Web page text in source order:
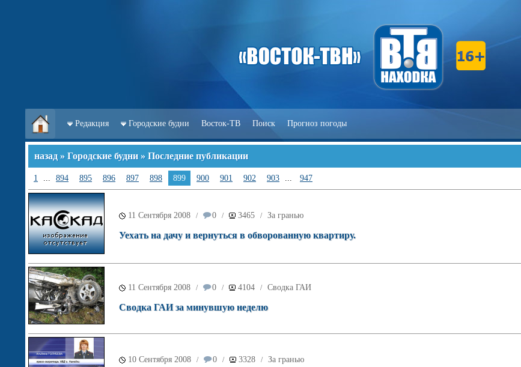
Редакция Городские будни Восток-ТВ Поиск Прогноз погоды
назад » Городские будни » Последние публикации
1 ... 894 895 896 897 898 899 900 901 902 903 ... 947
11 Сентября 2008 / 0 / 3465 / За гранью
Уехать на дачу и вернуться в обворованную квартиру.
11 Сентября 2008 / 0 / 4104 / Сводка ГАИ
Сводка ГАИ за минувшую неделю
10 Сентября 2008 / 0 / 3328 / За гранью